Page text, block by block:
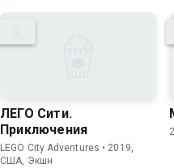
ЛЕГО Сити.
Приключения
LEGO City Adventures • 2019,
США, Экшн